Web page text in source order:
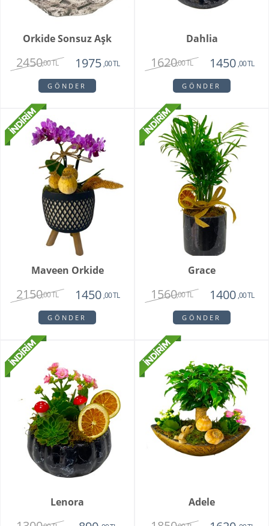
Orkide Sonsuz Aşk
2450,00 TL 1975 ,00 TL
GÖNDER
Dahlia
1620,00 TL 1450 ,00 TL
GÖNDER
Maveen Orkide
2150,00 TL 1450 ,00 TL
GÖNDER
Grace
1560,00 TL 1400 ,00 TL
GÖNDER
Lenora Adele